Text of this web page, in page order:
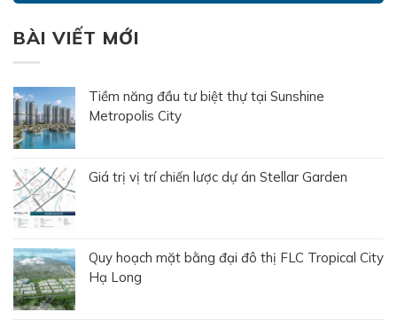
BÀI VIẾT MỚI
Tiềm năng đầu tư biệt thự tại Sunshine
Metropolis City
Giá trị vị trí chiến lược dự án Stellar Garden
Quy hoạch mặt bằng đại đô thị FLC Tropical City
Hạ Long